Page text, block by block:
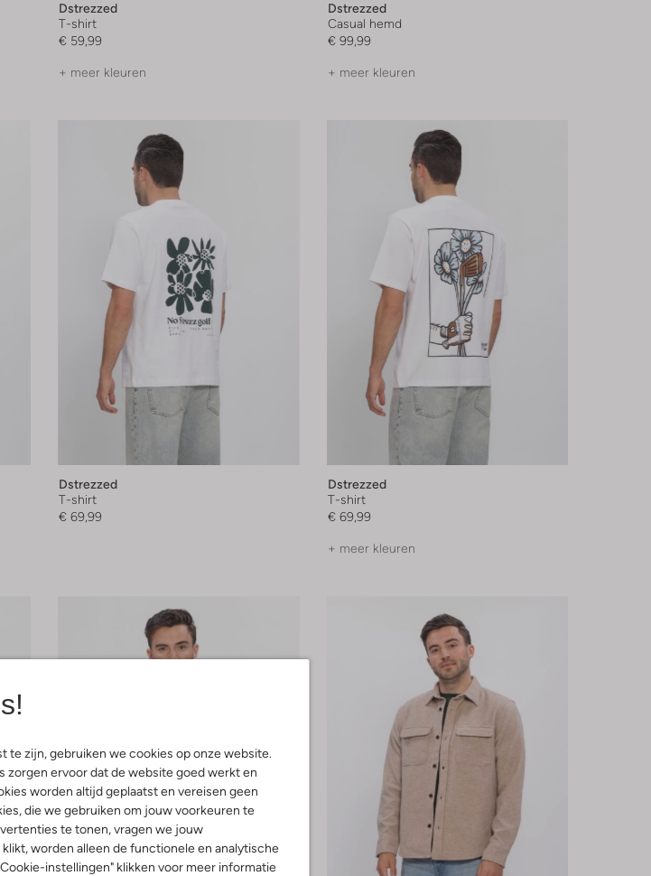
te zijn, gebruiken we cookies op onze website.
zorgen ervoor dat de website goed werkt en
worden altijd geplaatst en vereisen geen
die we gebruiken om jouw voorkeuren te
te tonen, vragen we jouw
worden alleen de functionele en analytische
instellingen" klikken voor meer informatie
Dstrezzed
T-shirt
€ 59,99
+ meer kleuren
Dstrezzed
Casual hemd
€ 99,99
+ meer kleuren
Dstrezzed
T-shirt
€ 69,99
Dstrezzed
T-shirt
€ 69,99
+ meer kleuren